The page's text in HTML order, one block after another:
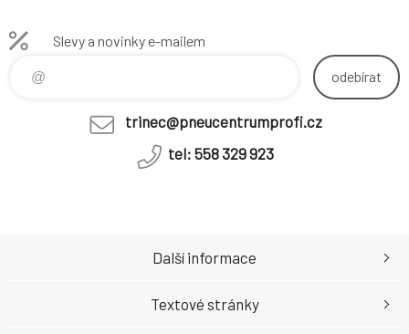
Slevy a novinky e-mailem
odebírat
trinec@pneucentrumprofi.cz
tel: 558 329 923
Další informace
Textové stránky